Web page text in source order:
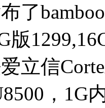
了
版
立信
，1G